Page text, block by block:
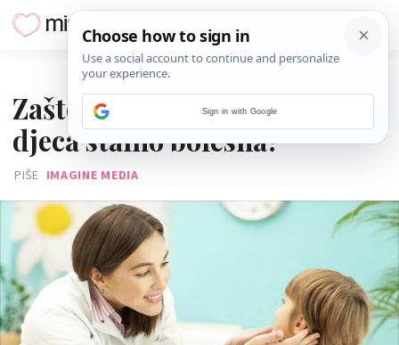
Zašto su, kad krenu u vrtić,
djeca stalno bolesna?
PIŠE IMAGINE MEDIA
Sign in with Google